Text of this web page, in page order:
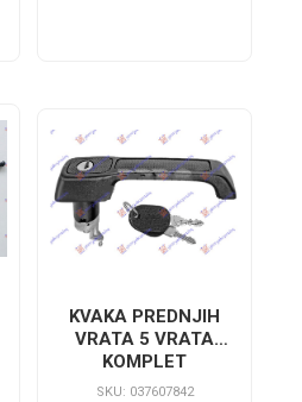
KVAKA PREDNJIH
VRATA 5 VRATA
KOMPLET
SKU: 037607842